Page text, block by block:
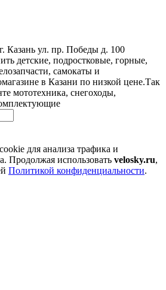
Казань ул. пр. Победы д. 100
детские, подростковые, горные,
самокаты и
в Казани по низкой цене.Так
мототехника, снегоходы,
для анализа трафика и
Продолжая использовать velosky.ru,
Политикой конфиденциальности.